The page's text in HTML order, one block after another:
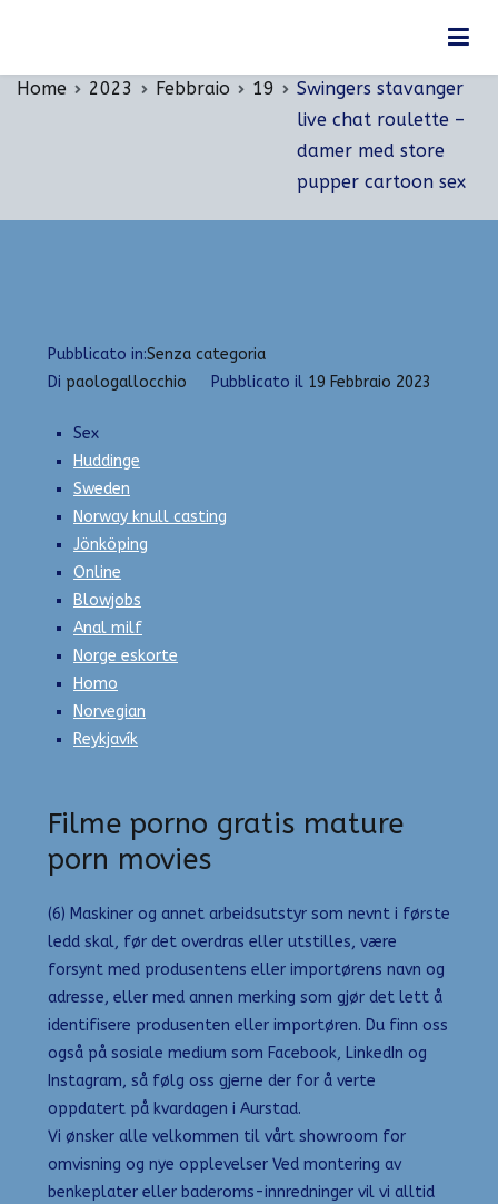
Swingers stavanger live chat roulette – damer
Home 2023 Febbraio 19
Swingers stavanger
live chat roulette –
damer med store
pupper cartoon sex
Pubblicato in:Senza categoria
Di paologallocchio Pubblicato il 19 Febbraio 2023
Sex
Huddinge
Sweden
Norway knull casting
Jönköping
Online
Blowjobs
Anal milf
Norge eskorte
Homo
Norvegian
Reykjavík
Filme porno gratis mature
porn movies
(6) Maskiner og annet arbeidsutstyr som nevnt i første
ledd skal, før det overdras eller utstilles, være
forsynt med produsentens eller importørens navn og
adresse, eller med annen merking som gjør det lett å
identifisere produsenten eller importøren. Du finn oss
også på sosiale medium som Facebook, LinkedIn og
Instagram, så følg oss gjerne der for å verte
oppdatert på kvardagen i Aurstad.
Vi ønsker alle velkommen til vårt showroom for
omvisning og nye opplevelser Ved montering av
benkeplater eller baderoms-innredninger vil vi alltid